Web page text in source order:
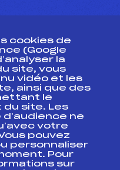
fédéral
Suivi
cookies de
(Google
la
site, vous
vidéo et les
ainsi que des
le
site. Les
ne
votre
pouvez
personnaliser
Pour
sur